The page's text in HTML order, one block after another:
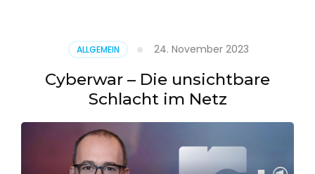
ALLGEMEIN 24. November 2023
Cyberwar – Die unsichtbare
Schlacht im Netz